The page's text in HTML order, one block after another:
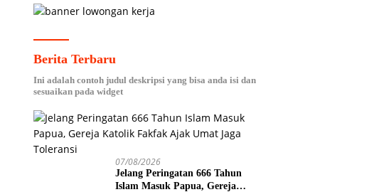
Berita Terbaru
Ini adalah contoh judul deskripsi yang bisa anda isi dan
sesuaikan pada widget
07/08/2026
Jelang Peringatan 666 Tahun
Islam Masuk Papua, Gereja